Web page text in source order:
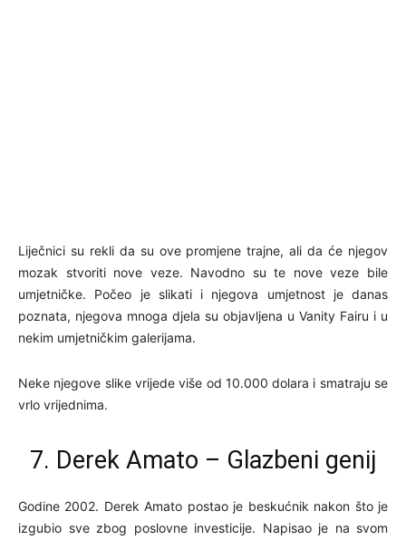
Liječnici su rekli da su ove promjene trajne, ali da će njegov
mozak stvoriti nove veze. Navodno su te nove veze bile
umjetničke. Počeo je slikati i njegova umjetnost je danas
poznata, njegova mnoga djela su objavljena u Vanity Fairu i u
nekim umjetničkim galerijama.
Neke njegove slike vrijede više od 10.000 dolara i smatraju se
vrlo vrijednima.
7. Derek Amato – Glazbeni genij
Godine 2002. Derek Amato postao je beskućnik nakon što je
izgubio sve zbog poslovne investicije. Napisao je na svom